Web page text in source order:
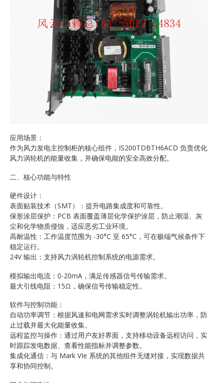
应用场景：
作为风力发电主控制柜的核心组件，IS200TDBTH6ACD 负责优化
风力涡轮机的能量收集，并确保电能的安全高效分配。
二、核心功能与特性
硬件设计：
表面贴装技术（SMT）：提升电路集成度和可靠性。
保形涂层保护：PCB 表面覆盖薄层化学保护涂层，防止潮湿、灰
尘和化学物质侵蚀，适应恶劣工业环境。
高耐温性：工作温度范围为 -30°C 至 65°C，可在极端气候条件下
稳定运行。
24V 输出：支持风力涡轮机控制系统的电源需求。
模拟输出电流：0-20mA，满足传感器信号传输需求。
最大引线电阻：15Ω，确保信号传输稳定性。
软件与控制功能：
自动功率调节：根据风速和电网需求实时调整涡轮机输出功率，防
止过载并最大化能量收集。
远程监控与操作：通过用户友好界面，支持移动设备远程访问，实
时跟踪发电数据、查看性能指标并调整参数。
集成化通信：与 Mark VIe 系统的其他组件无缝对接，实现数据共
享和协同控制。